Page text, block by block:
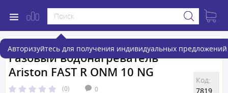
Авторизуйтесь для получения индивидуальных предложений
Газовый водонагреватель
Ariston FAST R ONM 10 NG
(0) 0
Код:
7819